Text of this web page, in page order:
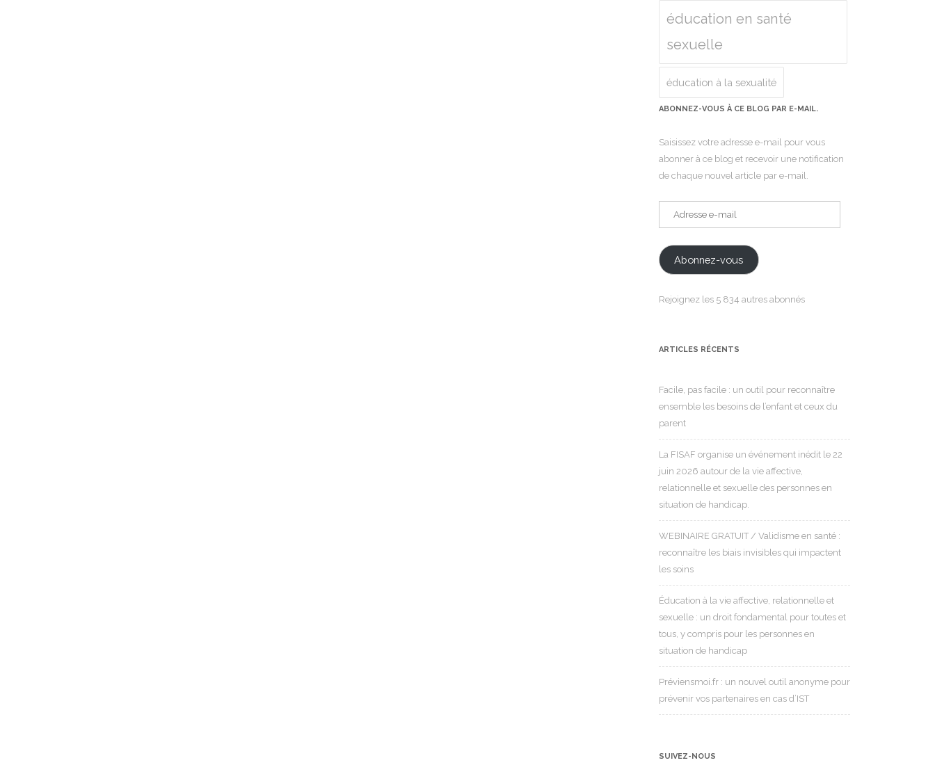
éducation en santé
sexuelle
éducation à la sexualité
ABONNEZ-VOUS À CE BLOG PAR E-MAIL.
Saisissez votre adresse e-mail pour vous
abonner à ce blog et recevoir une notification
de chaque nouvel article par e-mail.
Adresse
e-
Abonnez-vous
Rejoignez les 5 834 autres abonnés
ARTICLES RÉCENTS
Facile, pas facile : un outil pour reconnaître
ensemble les besoins de l’enfant et ceux du
parent
La FISAF organise un événement inédit le 22
juin 2026 autour de la vie affective,
relationnelle et sexuelle des personnes en
situation de handicap.
WEBINAIRE GRATUIT / Validisme en santé :
reconnaître les biais invisibles qui impactent
les soins
Éducation à la vie affective, relationnelle et
sexuelle : un droit fondamental pour toutes et
tous, y compris pour les personnes en
situation de handicap
Préviensmoi.fr : un nouvel outil anonyme pour
prévenir vos partenaires en cas d’IST
SUIVEZ-NOUS